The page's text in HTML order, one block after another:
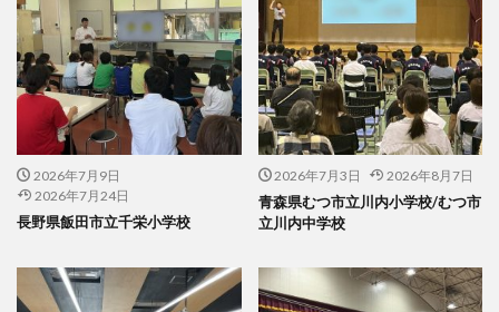
2026年7月9日
2026年7月24日
長野県飯田市立千栄小学校
2026年7月3日 2026年8月7日
青森県むつ市立川内小学校/むつ市
立川内中学校